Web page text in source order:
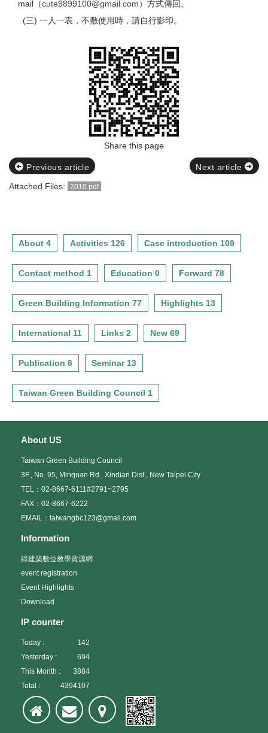
mail（cute9899100@gmail.com）方式傳回。
(三) 一人一表，不敷使用時，請自行影印。
Share this page
Previous article
Next article
Attached Files:
2010.pdf
About 4 Activities 126 Case introduction 109
Contact method 1 Education 0 Forward 78
Green Building Information 77 Highlights 13
International 11 Links 2 New 69
Publication 6 Seminar 13
Taiwan Green Building Council 1
About US
Taiwan Green Building Council
3F., No. 95, Minquan Rd., Xindian Dist., New Taipei City
TEL：02-8667-6111#2791~2795
FAX：02-8667-6222
EMAIL：taiwangbc123@gmail.com
Information
綠建築數位教學資源網
event registration
Event Highlights
Download
IP counter
Today :
142
Yesterday :
694
This Month :
3884
Total :
4394107